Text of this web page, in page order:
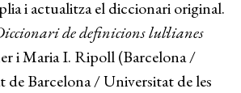
i actualitza el diccionari original.
de definicions lul·lianes
i Maria I. Ripoll (Barcelona /
de Barcelona / Universitat de les